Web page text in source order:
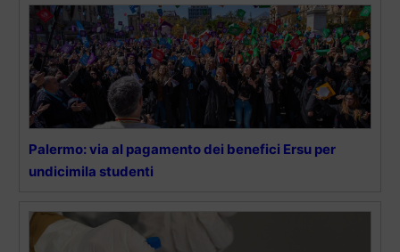
Palermo: via al pagamento dei benefici Ersu per
undicimila studenti